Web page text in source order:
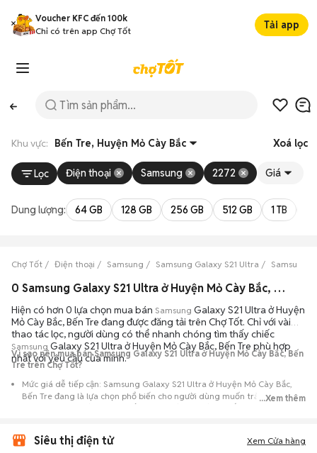
Voucher KFC đến 100k
Chỉ có trên app Chợ Tốt
Tải app
Khu vực: Bến Tre, Huyện Mỏ Cày Bắc Xoá lọc
Lọc Điện thoại Samsung 2272 Giá
Dung lượng: 64 GB 128 GB 256 GB 512 GB 1 TB
Chợ Tốt Điện thoại Samsung Samsung Galaxy S21 Ultra Samsung
0 Samsung Galaxy S21 Ultra ở Huyện Mỏ Cày Bắc, Bến Tre máy bền đẹp đang bán 08/2026
Hiện có hơn 0 lựa chọn mua bán Samsung Galaxy S21 Ultra ở Huyện
Mỏ Cày Bắc, Bến Tre đang được đăng tải trên Chợ Tốt. Chỉ với vài
thao tác lọc, người dùng có thể nhanh chóng tìm thấy chiếc
Samsung Galaxy S21 Ultra ở Huyện Mỏ Cày Bắc, Bến Tre phù hợp
nhất với yêu cầu của mình.
Vì sao nên mua bán Samsung Galaxy S21 Ultra ở Huyện Mỏ Cày Bắc, Bến
Tre trên Chợ Tốt?
Mức giá dễ tiếp cận: Samsung Galaxy S21 Ultra ở Huyện Mỏ Cày Bắc,
Bến Tre đang là lựa chọn phổ biến cho người dùng muốn trải nghiệm
dòng máy này với chi phí thấp hơn so với khi mới ra mắt.
Huyện Mỏ Cày Bắc, Bến Tre từ nhiều cá nhân muốn lên đời máy, mang
...Xem thêm
Siêu thị điện tử Xem Cửa hàng